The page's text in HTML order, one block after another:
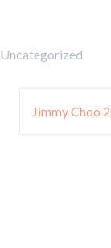
Uncategorized
Jimmy Choo